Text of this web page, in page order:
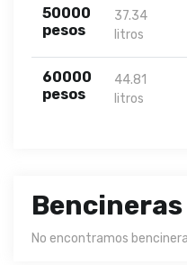
50000
pesos
37.34
litros
60000
pesos
44.81
litros
No encontramos